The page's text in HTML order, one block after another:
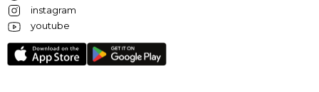
instagram
youtube